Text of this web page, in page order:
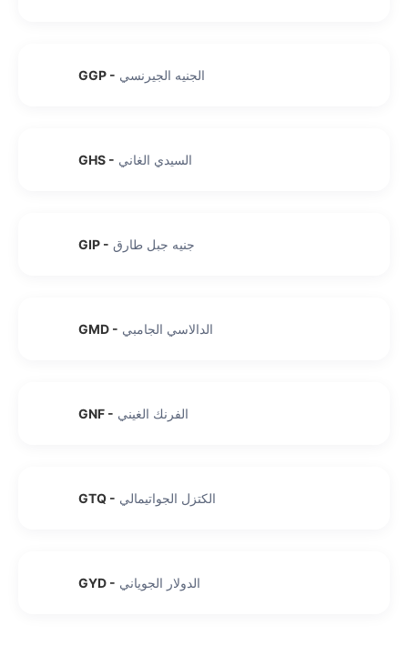
GGP - الجنيه الجيرنسي
GHS - السيدي الغاني
GIP - جنيه جبل طارق
GMD - الدالاسي الجامبي
GNF - الفرنك الغيني
GTQ - الكتزل الجواتيمالي
GYD - الدولار الجوياني